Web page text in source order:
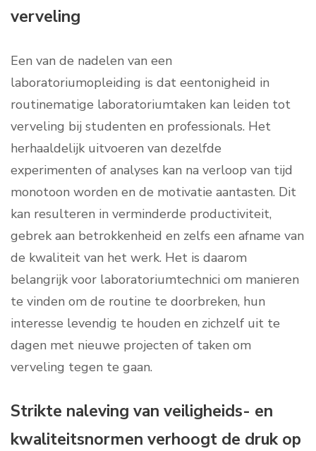
verveling
Een van de nadelen van een
laboratoriumopleiding is dat eentonigheid in
routinematige laboratoriumtaken kan leiden tot
verveling bij studenten en professionals. Het
herhaaldelijk uitvoeren van dezelfde
experimenten of analyses kan na verloop van tijd
monotoon worden en de motivatie aantasten. Dit
kan resulteren in verminderde productiviteit,
gebrek aan betrokkenheid en zelfs een afname van
de kwaliteit van het werk. Het is daarom
belangrijk voor laboratoriumtechnici om manieren
te vinden om de routine te doorbreken, hun
interesse levendig te houden en zichzelf uit te
dagen met nieuwe projecten of taken om
verveling tegen te gaan.
Strikte naleving van veiligheids- en
kwaliteitsnormen verhoogt de druk op